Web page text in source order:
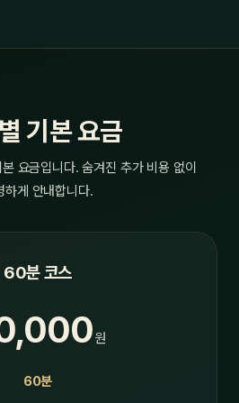
기본 요금
요금입니다. 숨겨진 추가 비용 없이
하게 안내합니다.
60분 코스
원
60분